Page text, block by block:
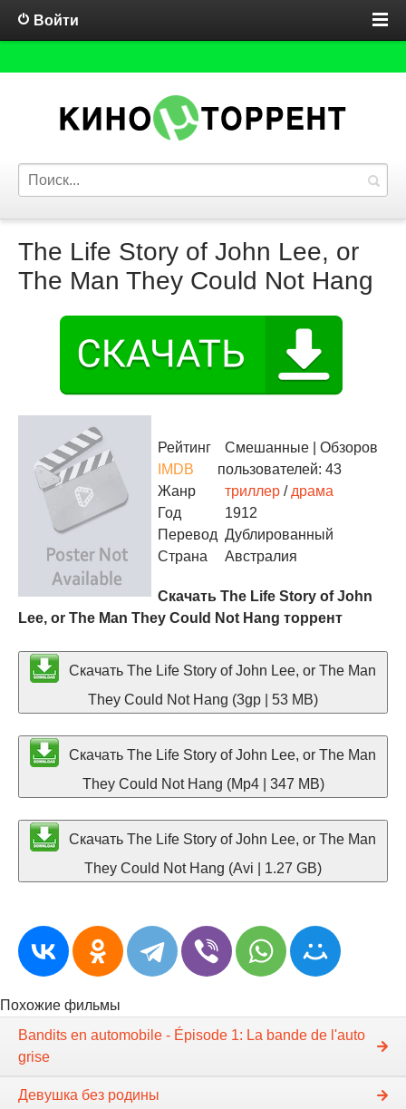
Войти
The Life Story of John Lee, or
The Man They Could Not Hang
Рейтинг
IMDB
Смешанные | Обзоров
пользователей: 43
Жанр
триллер / драма
Год
1912
Перевод Дублированный
Страна
Австралия
Скачать The Life Story of John
Lee, or The Man They Could Not Hang торрент
Скачать The Life Story of John Lee, or The Man
They Could Not Hang (3gp | 53 MB)
Скачать The Life Story of John Lee, or The Man
They Could Not Hang (Mp4 | 347 MB)
Скачать The Life Story of John Lee, or The Man
They Could Not Hang (Avi | 1.27 GB)
Похожие фильмы
Bandits en automobile - Épisode 1: La bande de l'auto
grise
Девушка без родины